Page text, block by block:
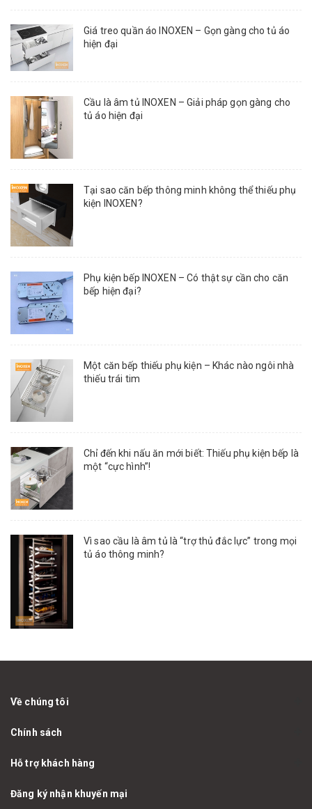
Giá treo quần áo INOXEN – Gọn gàng cho tủ áo
hiện đại
Cầu là âm tủ INOXEN – Giải pháp gọn gàng cho
tủ áo hiện đại
Tại sao căn bếp thông minh không thể thiếu phụ
kiện INOXEN?
Phụ kiện bếp INOXEN – Có thật sự cần cho căn
bếp hiện đại?
Một căn bếp thiếu phụ kiện – Khác nào ngôi nhà
thiếu trái tim
Chỉ đến khi nấu ăn mới biết: Thiếu phụ kiện bếp là
một “cực hình”!
Vì sao cầu là âm tủ là “trợ thủ đắc lực” trong mọi
tủ áo thông minh?
Về chúng tôi
Chính sách
Hỗ trợ khách hàng
Đăng ký nhận khuyến mại